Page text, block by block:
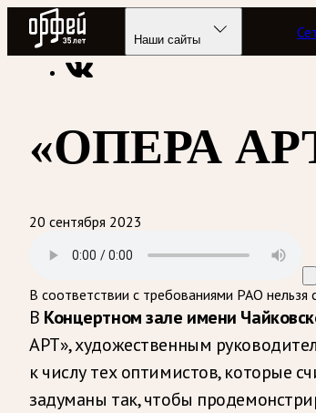
Радио Орфей
Наши сайты
Радио классической музыки «Орфей»
«ОПЕРА
20 сентября 2023
В соответствии с требованиями РАО нельзя
В Концертном зале имени
АРТ», художественным
к числу тех оптимистов, которые
задуманы так, чтобы